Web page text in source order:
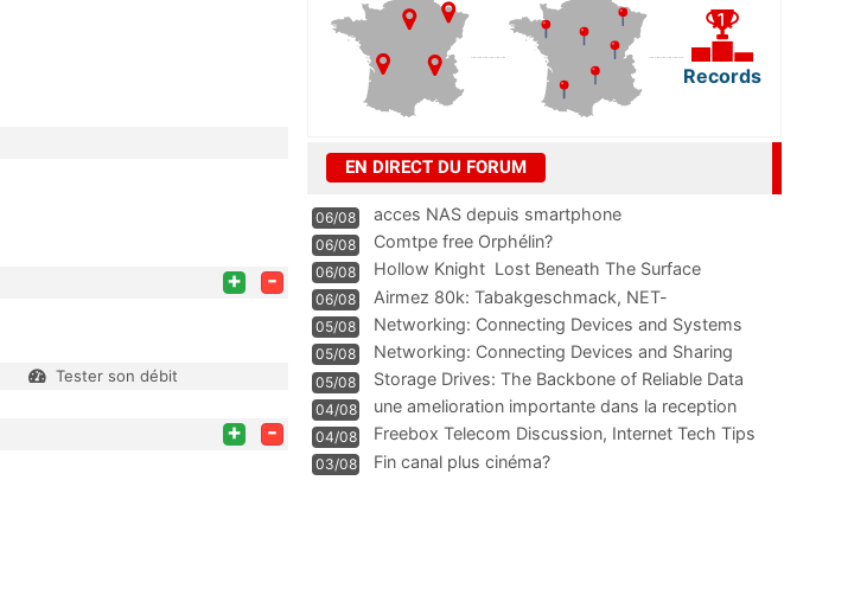
+ -
Tester son débit
+ -
Records
EN DIRECT DU FORUM
06/08 acces NAS depuis smartphone
06/08 Comtpe free Orphélin?
06/08 Hollow Knight  Lost Beneath The Surface
06/08
Airmez 80k: Tabakgeschmack, NET-
Technologie und Leistung im
05/08 Networking: Connecting Devices and Systems
05/08
Networking: Connecting Devices and Sharing
Information
05/08
Storage Drives: The Backbone of Reliable Data
Management
04/08
une amelioration importante dans la reception
WIFI
04/08
Freebox Telecom Discussion, Internet Tech Tips
Communi
03/08 Fin canal plus cinéma?